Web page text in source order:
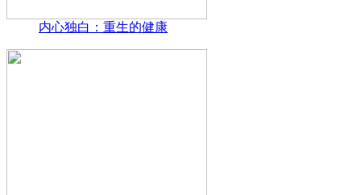
内心独白：重生的健康